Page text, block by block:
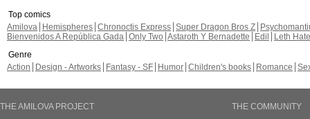
Top comics
Amilova
Hemispheres Chronoctis Express Super Dragon Bros Z
Bienvenidos A República Gada Only Two Astaroth Y Bernadette Edil
Leth Hate
Genre
Action
Design - Artworks Fantasy - SF Humor Children's books Romance
THE AMILOVA PROJECT
THE COMMUNITY